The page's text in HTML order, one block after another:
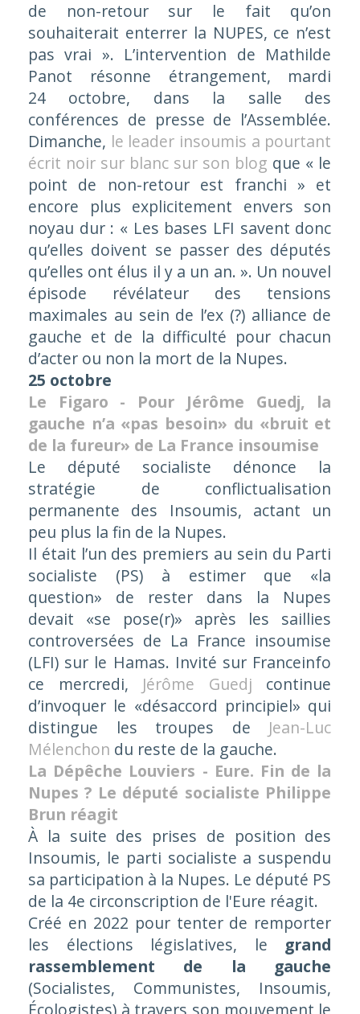
de non-retour sur le fait qu’on
souhaiterait enterrer la NUPES, ce n’est
pas vrai ». L’intervention de Mathilde
Panot résonne étrangement, mardi
24 octobre, dans la salle des
conférences de presse de l’Assemblée.
Dimanche, le leader insoumis a pourtant
écrit noir sur blanc sur son blog que « le
point de non-retour est franchi » et
encore plus explicitement envers son
noyau dur : « Les bases LFI savent donc
qu’elles doivent se passer des députés
qu’elles ont élus il y a un an. ». Un nouvel
épisode révélateur des tensions
maximales au sein de l’ex (?) alliance de
gauche et de la difficulté pour chacun
d’acter ou non la mort de la Nupes.
25 octobre
Le Figaro - Pour Jérôme Guedj, la
gauche n’a «pas besoin» du «bruit et
de la fureur» de La France insoumise
Le député socialiste dénonce la
stratégie de conflictualisation
permanente des Insoumis, actant un
peu plus la fin de la Nupes.
Il était l’un des premiers au sein du Parti
socialiste (PS) à estimer que «la
question» de rester dans la Nupes
devait «se pose(r)» après les saillies
controversées de La France insoumise
(LFI) sur le Hamas. Invité sur Franceinfo
ce mercredi, Jérôme Guedj continue
d’invoquer le «désaccord principiel» qui
distingue les troupes de Jean-Luc
Mélenchon du reste de la gauche.
La Dépêche Louviers - Eure. Fin de la
Nupes ? Le député socialiste Philippe
Brun réagit
À la suite des prises de position des
Insoumis, le parti socialiste a suspendu
sa participation à la Nupes. Le député PS
de la 4e circonscription de l'Eure réagit.
Créé en 2022 pour tenter de remporter
les élections législatives, le grand
rassemblement de la gauche
(Socialistes, Communistes, Insoumis,